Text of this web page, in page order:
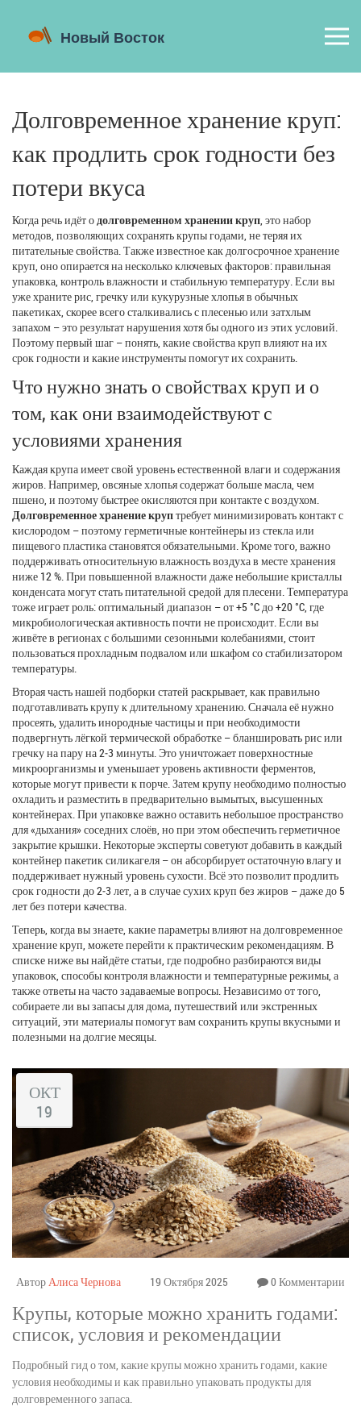
Долговременное хранение круп:
как продлить срок годности без
потери вкуса
Когда речь идёт о долговременном хранении круп это набор
методов, позволяющих сохранять крупы годами, не теряя их
питательные свойства . Также известное как долгосрочное хранение
круп , оно опирается на несколько ключевых факторов: правильная
упаковка , контрольвлажности и стабильнуютемпературу . Если вы
уже храните рис, гречку или кукурузные хлопья в обычных
пакетиках, скорее всего сталкивались с плесенью или затхлым
запахом – это результат нарушения хотя бы одного из этих условий.
Поэтому первый шаг – понять, какие свойства круп влияют на их
срок годности и какие инструменты помогут их сохранить.
Что нужно знать о свойствах круп и о
том, как они взаимодействуют с
условиями хранения
Каждая крупа имеет свой уровень естественной влаги и содержания
жиров. Например, овсяные хлопья содержат больше масла, чем
пшено, и поэтому быстрее окисляются при контакте с воздухом.
Долговременное хранение круптребует минимизировать контакт с
кислородом – поэтому герметичные контейнеры из стекла или
пищевого пластика становятся обязательными. Кроме того, важно
поддерживать относительную влажность воздуха в месте хранения
ниже 12 %. При повышенной влажности даже небольшие кристаллы
конденсата могут стать питательной средой для плесени. Температура
тоже играет роль: оптимальный диапазон – от +5 °C до +20 °C, где
микробиологическая активность почти не происходит. Если вы
живёте в регионах с большими сезонными колебаниями, стоит
пользоваться прохладным подвалом или шкафом со стабилизатором
температуры.
Вторая часть нашей подборки статей раскрывает, как правильно
подготавливать крупу к длительному хранению. Сначала её нужно
просеять, удалить инородные частицы и при необходимости
подвергнуть лёгкой термической обработке – бланшировать рис или
гречку на пару на 2‑3 минуты. Это уничтожает поверхностные
микроорганизмы и уменьшает уровень активности ферментов,
которые могут привести к порче. Затем крупу необходимо полностью
охладить и разместить в предварительно вымытых, высушенных
контейнерах. При упаковке важно оставить небольшое пространство
для «дыхания» соседних слоёв, но при этом обеспечить герметичное
закрытие крышки. Некоторые эксперты советуют добавить в каждый
контейнер пакетик силикагеля – он абсорбирует остаточную влагу и
поддерживает нужный уровень сухости. Всё это позволит продлить
срок годности до 2‑3 лет, а в случае сухих круп без жиров – даже до 5
лет без потери качества.
Теперь, когда вы знаете, какие параметры влияют на долговременное
хранение круп, можете перейти к практическим рекомендациям. В
списке ниже вы найдёте статьи, где подробно разбираются виды
упаковок, способы контроля влажности и температурные режимы, а
также ответы на часто задаваемые вопросы. Независимо от того,
собираете ли вы запасы для дома, путешествий или экстренных
ситуаций, эти материалы помогут вам сохранить крупы вкусными и
полезными на долгие месяцы.
ОКТ
19
АвторАлиса Чернова 19 Октября 2025 0 Комментарии
Крупы, которые можно хранить годами:
список, условия и рекомендации
Подробный гид о том, какие крупы можно хранить годами, какие
условия необходимы и как правильно упаковать продукты для
долговременного запаса.